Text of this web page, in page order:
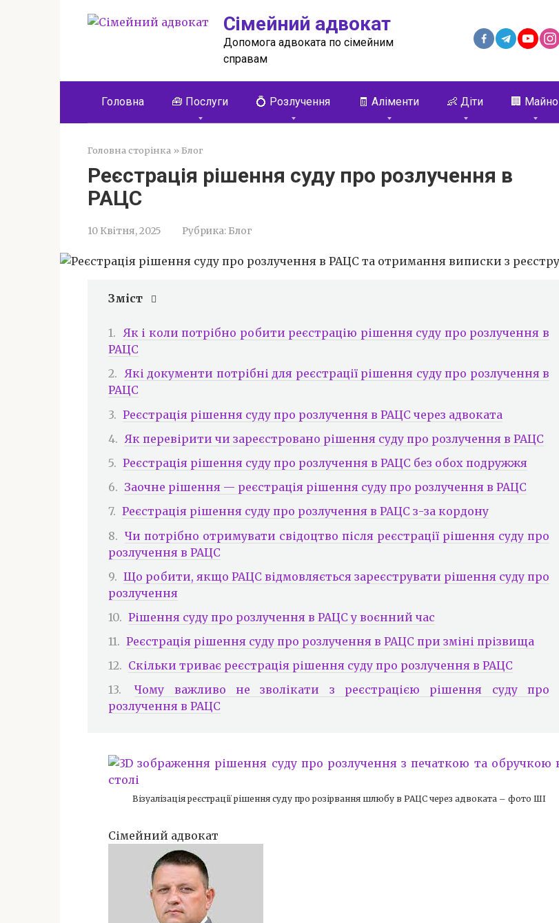
Сімейний адвокат
Допомога адвоката по сімейним
справам
Головна 🧰 Послуги 💍 Розлучення 🧾 Аліменти 👶 Діти 🏢 Майно
Головна сторінка »Блог
Реєстрація рішення суду про розлучення в
РАЦС
10 Квітня, 2025 Рубрика:Блог
Зміст
Як і коли потрібно робити реєстрацію рішення суду про розлучення в
РАЦС
Які документи потрібні для реєстрації рішення суду про розлучення в
РАЦС
Реєстрація рішення суду про розлучення в РАЦС через адвоката
Як перевірити чи зареєстровано рішення суду про розлучення в РАЦС
Реєстрація рішення суду про розлучення в РАЦС без обох подружжя
Заочне рішення — реєстрація рішення суду про розлучення в РАЦС
Реєстрація рішення суду про розлучення в РАЦС з-за кордону
Чи потрібно отримувати свідоцтво після реєстрації рішення суду про
розлучення в РАЦС
Що робити, якщо РАЦС відмовляється зареєструвати рішення суду про
розлучення
Рішення суду про розлучення в РАЦС у воєнний час
Реєстрація рішення суду про розлучення в РАЦС при зміні прізвища
Скільки триває реєстрація рішення суду про розлучення в РАЦС
Чому важливо не зволікати з реєстрацією рішення суду про
розлучення в РАЦС
Візуалізація реєстрації рішення суду про розірвання шлюбу в РАЦС через адвоката – фото ШІ
Сімейний адвокат